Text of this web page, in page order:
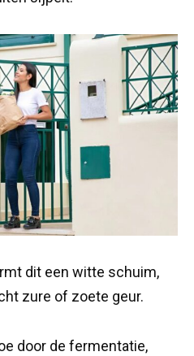
dit een witte schuim,
zure of zoete geur.
door de fermentatie,